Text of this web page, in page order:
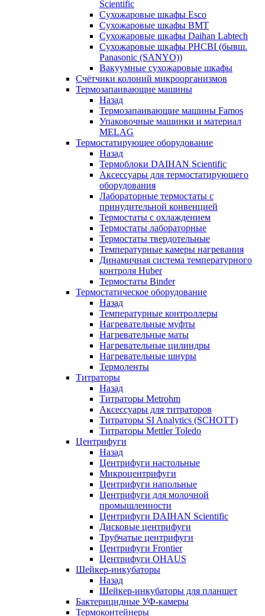
Scientific
Сухожаровые шкафы Esco
Сухожаровые шкафы BMT
Сухожаровые шкафы Daihan Labtech
Сухожаровые шкафы PHCBI (бывш.
Panasonic (SANYO))
Вакуумные сухожаровые шкафы
Счётчики колоний микроорганизмов
Термозапаивающие машины
Назад
Термозапаивающие машины Famos
Упаковочные машинки и материал
MELAG
Термостатирующее оборудование
Назад
Термоблоки DAIHAN Scientific
Аксессуары для термостатирующего
оборудования
Лабораторные термостаты с
принудительной конвенцией
Термостаты с охлаждением
Термостаты лабораторные
Термостаты твердотельные
Температурные камеры нагревания
Динамичная система температурного
контроля Huber
Термостаты Binder
Термостатическое оборудование
Назад
Температурные контроллеры
Нагревательные муфты
Нагревательные маты
Нагревательные цилиндры
Нагревательные шнуры
Термоленты
Титраторы
Назад
Титраторы Metrohm
Аксессуары для титраторов
Титраторы SI Analytics (SCHOTT)
Титраторы Mettler Toledo
Центрифуги
Назад
Центрифуги настольные
Микроцентрифуги
Центрифуги напольные
Центрифуги для молочной
промышленности
Центрифуги DAIHAN Scientific
Дисковые центрифуги
Трубчатые центрифуги
Центрифуги Frontier
Центрифуги OHAUS
Шейкер-инкубаторы
Назад
Шейкер-инкубаторы для планшет
Бактерицидные УФ-камеры
Термоконтейнеры